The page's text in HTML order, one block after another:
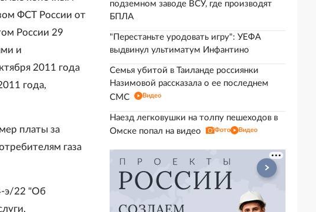
ФСТ России от
России 29
и
2011 года
года,
платы за
газа
э/22 "Об
подземном заводе ВСУ, где производят
БПЛА
"Перестаньте уродовать игру": УЕФА
выдвинул ультиматум Инфантино
Семья убитой в Таиланде россиянки
Назимовой рассказала о ее последнем
СМС
Видео
Наезд легковушки на толпу пешеходов в
Омске попал на видео
Фото Видео